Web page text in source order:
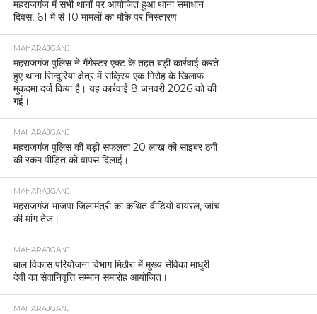
महराजगंज में सभी थानों पर आयोजित हुआ थाना समाधान
दिवस, 61 में से 10 मामलों का मौके पर निस्तारण
MAHARAJGANJ
महराजगंज पुलिस ने गैंगेस्टर एक्ट के तहत बड़ी कार्रवाई करते
हुए थाना सिन्दुरिया क्षेत्र में सक्रिय एक गिरोह के खिलाफ
मुकदमा दर्ज किया है। यह कार्रवाई 8 जनवरी 2026 को की
गई।
MAHARAJGANJ
महराजगंज पुलिस की बड़ी सफलता 20 लाख की साइबर ठगी
की रकम पीड़ित को वापस दिलाई।
MAHARAJGANJ
महराजगंज भाजपा जिलामंत्री का कथित वीडियो वायरल, जांच
की मांग तेज।
MAHARAJGANJ
बाल विकास परियोजना विभाग मिठौरा में मुख्य सेविका माधुरी
देवी का सेवानिवृत्ति सम्मान समारोह आयोजित।
MAHARAJGANJ